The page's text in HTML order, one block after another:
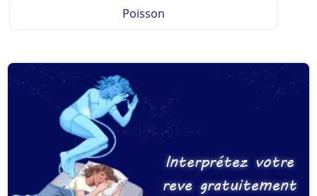
Poisson
Interprétez votre
reve gratuitement